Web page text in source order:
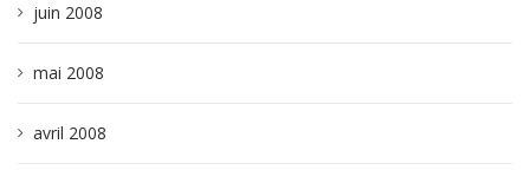
juin 2008
mai 2008
avril 2008